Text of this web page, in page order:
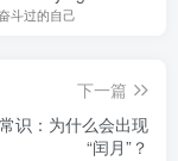
斗过的自己
下一篇
识：为什么会出现
“闰月”？